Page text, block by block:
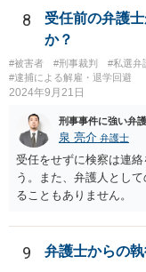
護人とご相談ください。
8
受任前の弁護
か？
#被害者 #刑事裁判 #私選弁
#逮捕による解雇・退学回避
2024年9月21日
刑事事件に強い弁
泉 亮介 弁護士
受任をせずに検察は連
う。また、弁護人とし
ることもありません。
9 弁護士からの